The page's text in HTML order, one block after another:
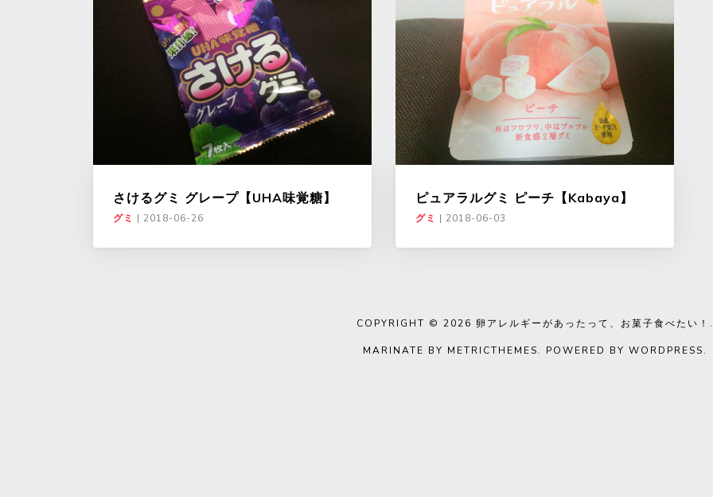
さけるグミ グレープ【UHA味覚糖】
グミ | 2018-06-26
ピュアラルグミ ピーチ【Kabaya】
グミ | 2018-06-03
COPYRIGHT © 2026 卵アレルギーがあったって、お菓子食べたい！ .
MARINATE BY METRICTHEMES. POWERED BY WORDPRESS.